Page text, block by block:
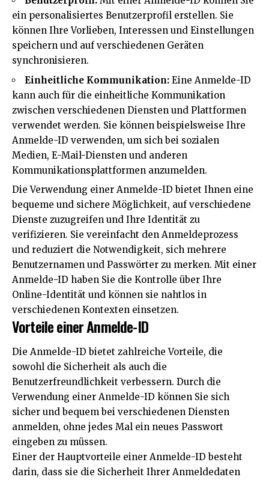
ein personalisiertes Benutzerprofil erstellen. Sie
können Ihre Vorlieben, Interessen und Einstellungen
speichern und auf verschiedenen Geräten
synchronisieren.
Einheitliche Kommunikation: Eine Anmelde-ID
kann auch für die einheitliche Kommunikation
zwischen verschiedenen Diensten und Plattformen
verwendet werden. Sie können beispielsweise Ihre
Anmelde-ID verwenden, um sich bei sozialen
Medien, E-Mail-Diensten und anderen
Kommunikationsplattformen anzumelden.
Die Verwendung einer Anmelde-ID bietet Ihnen eine
bequeme und sichere Möglichkeit, auf verschiedene
Dienste zuzugreifen und Ihre Identität zu
verifizieren. Sie vereinfacht den Anmeldeprozess
und reduziert die Notwendigkeit, sich mehrere
Benutzernamen und Passwörter zu merken. Mit einer
Anmelde-ID haben Sie die Kontrolle über Ihre
Online-Identität und können sie nahtlos in
verschiedenen Kontexten einsetzen.
Vorteile einer Anmelde-ID
Die Anmelde-ID bietet zahlreiche Vorteile, die
sowohl die Sicherheit als auch die
Benutzerfreundlichkeit verbessern. Durch die
Verwendung einer Anmelde-ID können Sie sich
sicher und bequem bei verschiedenen Diensten
anmelden, ohne jedes Mal ein neues Passwort
eingeben zu müssen.
Einer der Hauptvorteile einer Anmelde-ID besteht
darin, dass sie die Sicherheit Ihrer Anmeldedaten